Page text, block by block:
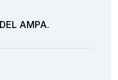
AMPA.